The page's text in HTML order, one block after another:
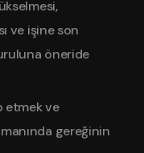
ve işine son
öneride
etmek ve
gereğinin